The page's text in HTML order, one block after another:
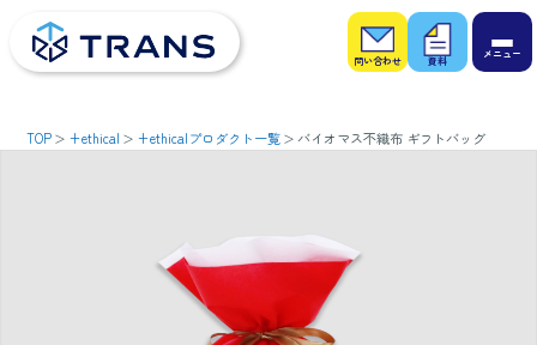
お問
い合
わせ
お役
立ち
資料
TOP +ethical +ethicalプロダクト一覧 バイオマス不織布 ギフトバッグ